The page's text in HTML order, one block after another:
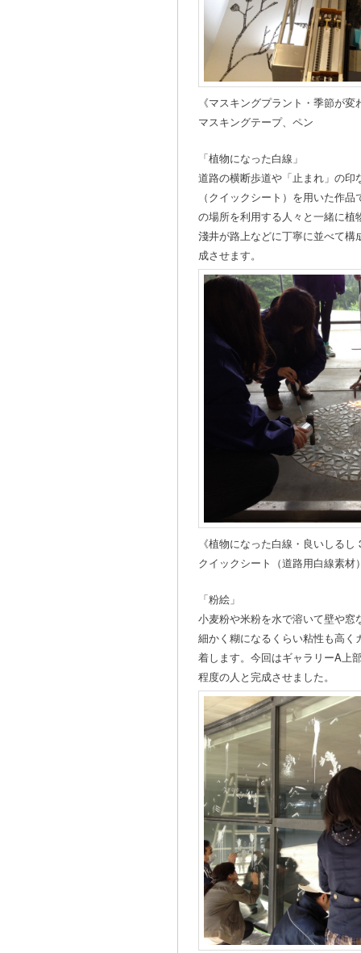
《マスキングプラント・季節が
マスキングテープ、ペン
「植物になった白線」
道路の横断歩道や「止まれ」の
（クイックシート）を用いた作
の場所を利用する人々と一緒に
淺井が路上などに丁寧に並べて
成させます。
《植物になった白線・良いしる
クイックシート（道路用白線素材
「粉絵」
小麦粉や米粉を水で溶いて壁や
細かく糊になるくらい粘性も高
着します。今回はギャラリーA上
程度の人と完成させました。